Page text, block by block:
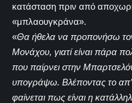
κατάσταση πριν από
«μπλαουγκράνα».
«Θα ήθελα να προπονήσω
Μονάχου, γιατί είναι πάρα
που παίρνει στην
υπογράψω. Βλέποντας το
φαίνεται πως είναι η